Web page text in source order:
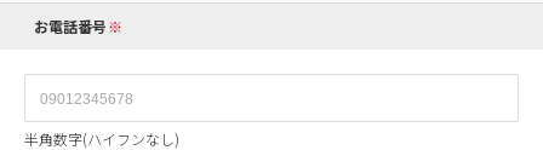
お電話番号
半角数字(ハイフンなし)